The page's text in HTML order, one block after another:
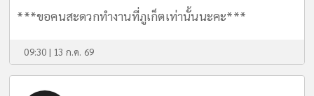
***ขอคนสะดวกทำงานที่ภูเก็ตเท่านั้นนะคะ***
09:30 | 13 ก.ค. 69